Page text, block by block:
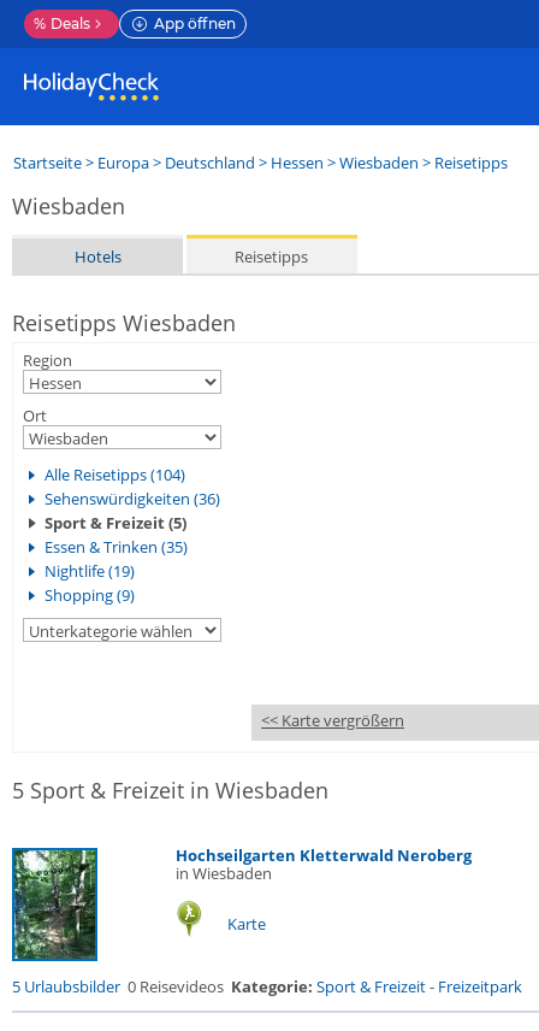
% Deals App öffnen
Startseite> Europa> Deutschland > Hessen >Wiesbaden > Reisetipps
Wiesbaden
Hotels Reisetipps
Reisetipps Wiesbaden
Region
Ort
Alle Reisetipps (104)
Sehenswürdigkeiten (36)
Sport & Freizeit (5)
Essen & Trinken (35)
Nightlife (19)
Shopping (9)
<< Karte vergrößern
5 Sport & Freizeit in Wiesbaden
Hochseilgarten Kletterwald Neroberg
in Wiesbaden
Karte
5 Urlaubsbilder 0 Reisevideos Kategorie: Sport & Freizeit- Freizeitpark